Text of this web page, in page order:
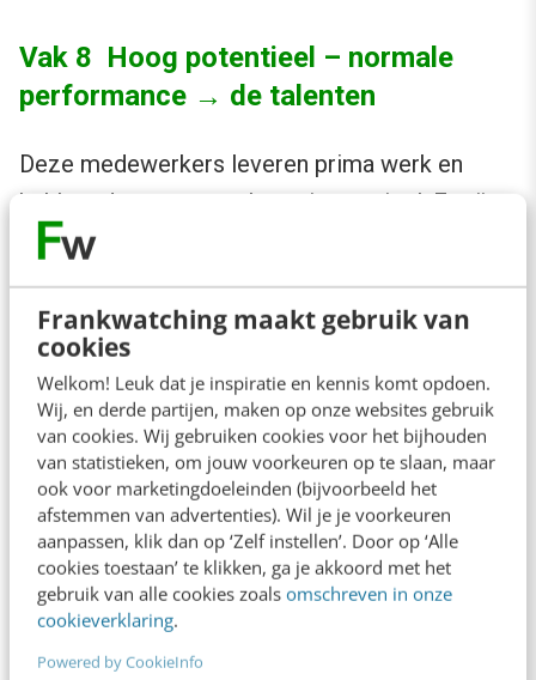
Frankwatching maakt gebruik van
cookies
Welkom! Leuk dat je inspiratie en kennis komt opdoen.
Wij, en derde partijen, maken op onze websites gebruik
van cookies. Wij gebruiken cookies voor het bijhouden
van statistieken, om jouw voorkeuren op te slaan, maar
ook voor marketingdoeleinden (bijvoorbeeld het
afstemmen van advertenties). Wil je je voorkeuren
aanpassen, klik dan op ‘Zelf instellen’. Door op ‘Alle
cookies toestaan’ te klikken, ga je akkoord met het
gebruik van alle cookies zoals omschreven in onze
cookieverklaring.
Powered by CookieInfo
Vak 8 Hoog potentieel – normale
performance → de talenten
Deze medewerkers leveren prima werk en
hebben daarnaast veel groeipotentieel. Er zijn
voor hen volop mogelijkheden om door te
stromen of zich verder te ontwikkelen in hun
huidige rol. Met de juiste begeleiding groeien
zij uit tot toekomstige leiders of specialisten.
Dit zijn de talenten die je aan jouw organisatie
wil binden, want zij zijn de drijvende kracht
achter jouw succes.
Vak 9 Hoog potentieel – hoge
performance → de sterren
Dit zijn de echte uitblinkers: de toptalenten en